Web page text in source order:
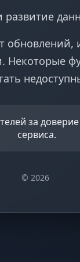
Некоторые
за
сервиса.
© 2026